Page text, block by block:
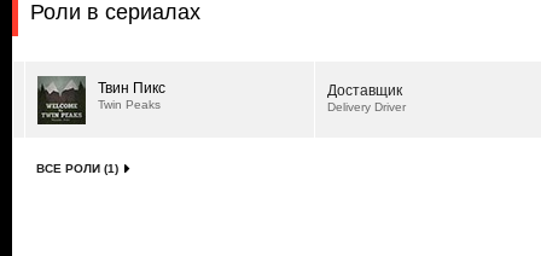
Роли в сериалах
Твин Пикс
Twin Peaks
Доставщик
Delivery Driver
ВСЕ РОЛИ (1)